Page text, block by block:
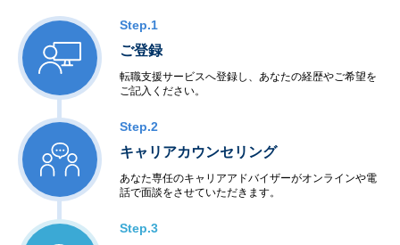
Step.1
ご登録
転職支援サービスへ登録し、あなたの経歴やご希望を
ご記入ください。
Step.2
キャリアカウンセリング
あなた専任のキャリアアドバイザーがオンラインや電
話で面談をさせていただきます。
Step.3